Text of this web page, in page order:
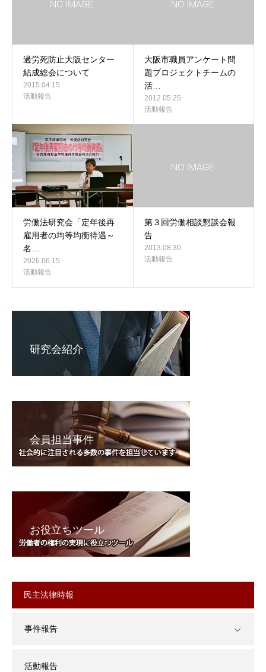
過労死防止大阪センター
結成総会について
2015.04.15
活動報告
大阪市職員アンケート問
題プロジェクトチームの
活…
2012.05.25
活動報告
労働法研究会「定年後再
雇用者の均等均衡待遇～
名…
2026.06.15
活動報告
第３回労働相談懇談会報
告
2013.08.30
活動報告
研究会紹介
会員担当事件
お役立ちツール
民主法律時報
事件報告
活動報告